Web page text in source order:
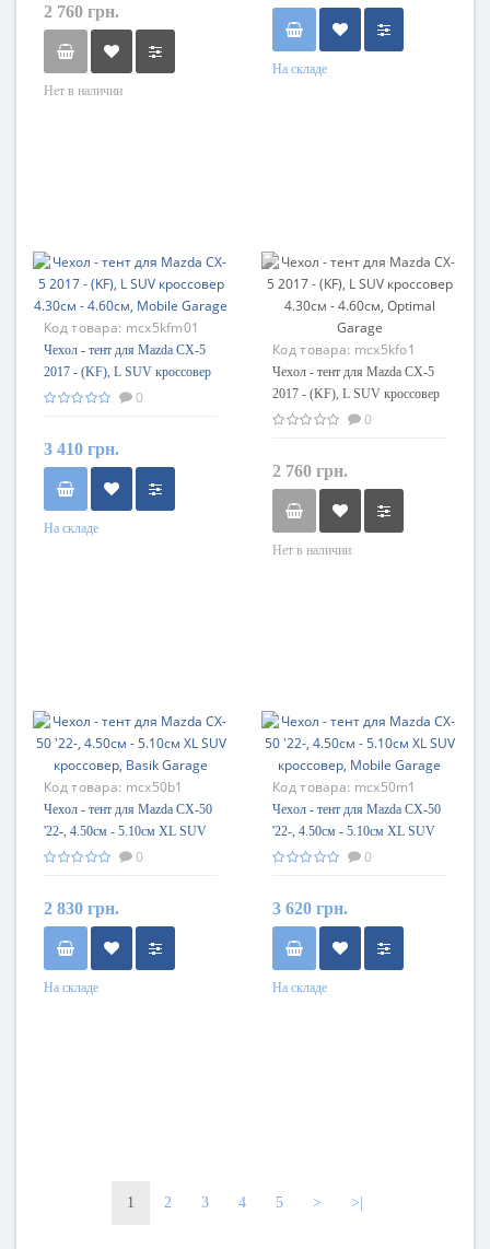
2 760 грн.
Нет в наличии
На складе
Код товара: mcx5kfm01
Чехол - тент для Mazda CX-5
2017 - (KF), L SUV кроссовер
4.30см - 4.60см, Mobile Garage
0
3 410 грн.
На складе
Код товара: mcx5kfo1
Чехол - тент для Mazda CX-5
2017 - (KF), L SUV кроссовер
4.30см - 4.60см, Optimal Garage
0
2 760 грн.
Нет в наличии
Код товара: mcx50b1
Чехол - тент для Mazda CX-50
'22-, 4.50см - 5.10см XL SUV
кроссовер, Basik Garage
0
2 830 грн.
На складе
Код товара: mcx50m1
Чехол - тент для Mazda CX-50
'22-, 4.50см - 5.10см XL SUV
кроссовер, Mobile Garage
0
3 620 грн.
На складе
1 2 3 4 5 > >|